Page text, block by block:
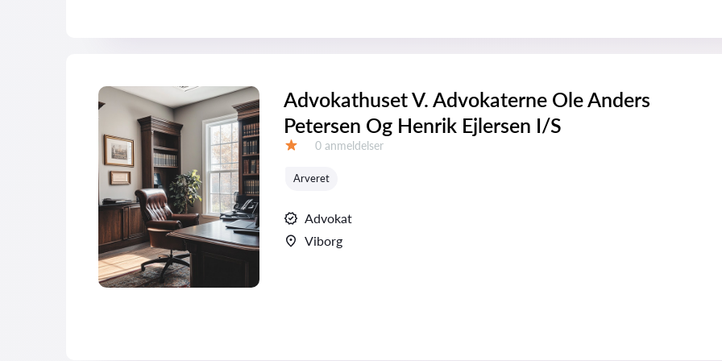
Advokathuset V. Advokaterne Ole Anders
Petersen Og Henrik Ejlersen I/S
Anmeldelser:
0 anmeldelser
Arveret
Advokat
Viborg